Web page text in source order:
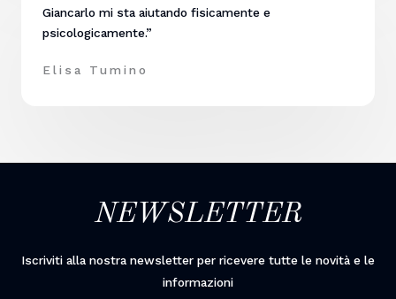
Giancarlo mi sta aiutando fisicamente e
psicologicamente.”
Elisa Tumino
NEWSLETTER
Iscriviti alla nostra newsletter per ricevere tutte le novità e le
informazioni